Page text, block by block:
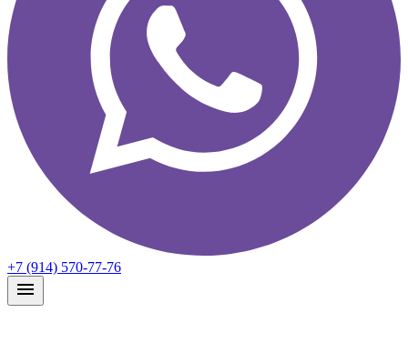
+7 (914) 570-77-76